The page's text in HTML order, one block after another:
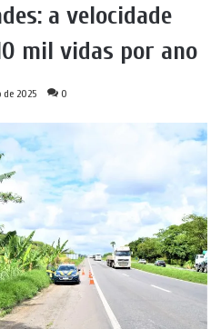
a velocidade
mil vidas por ano
de 2025 0